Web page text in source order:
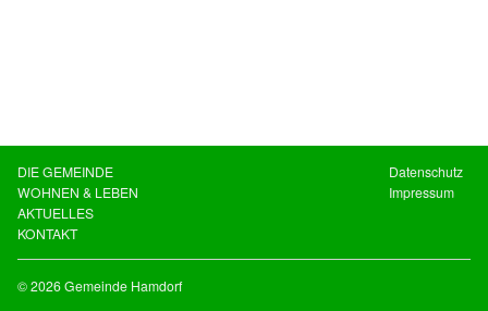
DIE GEMEINDE
WOHNEN & LEBEN
AKTUELLES
KONTAKT
Datenschutz
Impressum
© 2026 Gemeinde Hamdorf